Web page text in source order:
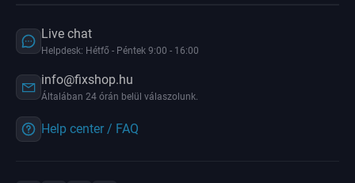
Live chat
Helpdesk: Hétfő - Péntek 9:00 - 16:00
info@fixshop.hu
Általában 24 órán belül válaszolunk.
Help center / FAQ